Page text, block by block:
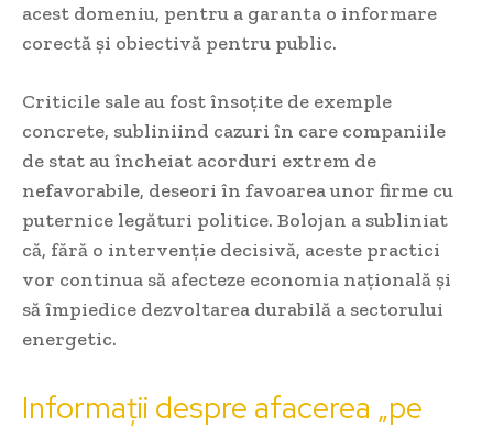
acest domeniu, pentru a garanta o informare
corectă și obiectivă pentru public.
Criticile sale au fost însoțite de exemple
concrete, subliniind cazuri în care companiile
de stat au încheiat acorduri extrem de
nefavorabile, deseori în favoarea unor firme cu
puternice legături politice. Bolojan a subliniat
că, fără o intervenție decisivă, aceste practici
vor continua să afecteze economia națională și
să împiedice dezvoltarea durabilă a sectorului
energetic.
Informații despre afacerea „pe